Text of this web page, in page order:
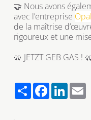
🤝 Nous avons
avec l’entreprise
de la maîtrise
rigoureux et une
🥨 JETZT GEB GAS !
S
F
L
E